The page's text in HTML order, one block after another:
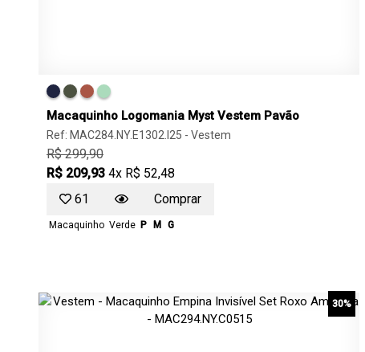
Macaquinho Logomania Myst Vestem Pavão
Ref: MAC284.NY.E1302.I25 - Vestem
R$ 299,90
R$ 209,93 4x R$ 52,48
61
Comprar
Macaquinho Verde P M G
30%